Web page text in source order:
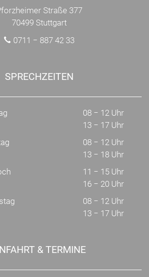
Straße 377
70499 Stuttgart
0711 − 887 42 33
SPRECHZEITEN
08 − 12 Uhr
13 − 17 Uhr
08 − 12 Uhr
13 − 18 Uhr
11 − 15 Uhr
16 − 20 Uhr
08 − 12 Uhr
13 − 17 Uhr
& TERMINE